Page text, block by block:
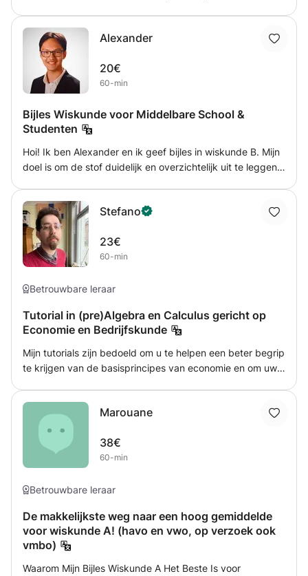
engineering, omdat het ook om kritisch denken gaat. Het
doorgeven van de kennis die ik heb geleerd is mijn manier
om terug te geven.
Alexander
20€
60-min
Bijles Wiskunde voor Middelbare School &
Studenten
Hoi! Ik ben Alexander en ik geef bijles in wiskunde B. Mijn
doel is om de stof duidelijk en overzichtelijk uit te leggen,
stap voor stap door theorie, voorbeelden en opgaven
heen. Ik kan helpen met onder andere: Differentiëren
Functies & grafieken Algebra Goniometrie Examentraining
Toetsvoorbereiding Huiswerkbegeleiding De lessen
leerlingen die moeite hebben met de basis als leerlingen
Stefano
23€
60-min
Betrouwbare leraar
Tutorial in (pre)Algebra en Calculus gericht op
Economie en Bedrijfskunde
Mijn tutorials zijn bedoeld om u te helpen een beter begrip
te krijgen van de basisprincipes van economie en om uw
onderwerpen waar u het meest mee worstelt in een
"hands-on" benadering. Onderwezen onderwerpen zijn
onder andere: -Vergelijkingen, ongelijkheden en hoe deze
op te lossen -Functies, wat ze zijn en hoe je ze kunt
Polynomen, exponentiële getallen, logaritmen en hoe
Marouane
38€
60-min
Betrouwbare leraar
De makkelijkste weg naar een hoog gemiddelde
voor wiskunde A! (havo en vwo, op verzoek ook
vmbo)
Waarom Mijn Bijles Wiskunde A Het Beste Is voor